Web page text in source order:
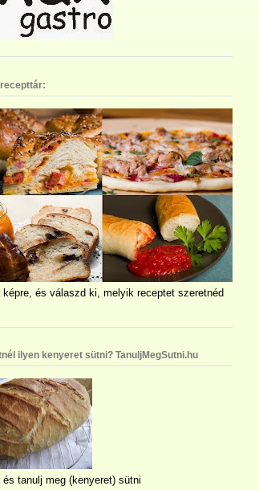
képre, és válaszd ki, melyik receptet szeretnéd
ilyen kenyeret sütni? TanuljMegSutni.hu
és tanulj meg (kenyeret) sütni